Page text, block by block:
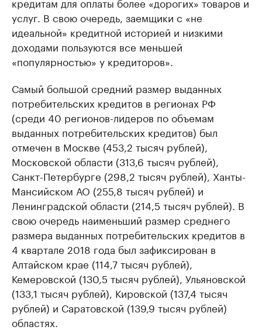
услуг. В свою очередь, заемщики с «не
идеальной» кредитной историей и низкими
доходами пользуются все меньшей
«популярностью» у кредиторов».
Самый большой средний размер выданных
потребительских кредитов в регионах РФ
(среди 40 регионов-лидеров по объемам
выданных потребительских кредитов) был
отмечен в Москве (453,2 тысяч рублей),
Московской области (313,6 тысяч рублей),
Санкт-Петербурге (298,2 тысяч рублей), Ханты-
Мансийском АО (255,8 тысяч рублей) и
Ленинградской области (214,5 тысяч рублей). В
свою очередь наименьший размер среднего
размера выданных потребительских кредитов в
4 квартале 2018 года был зафиксирован в
Алтайском крае (114,7 тысяч рублей),
Кемеровской (130,5 тысяч рублей), Ульяновской
(133,1 тысяч рублей), Кировской (137,4 тысяч
рублей) и Саратовской (139,9 тысяч рублей)
областях.